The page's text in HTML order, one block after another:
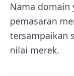
Nama domain
pemasaran
tersampaikan
nilai merek.